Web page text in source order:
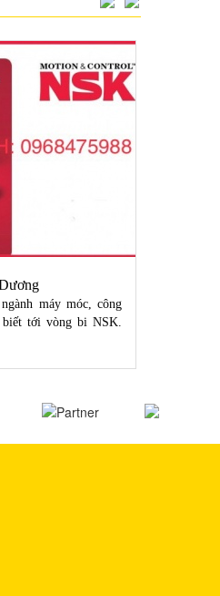
máy móc, công
tới vòng bi NSK.